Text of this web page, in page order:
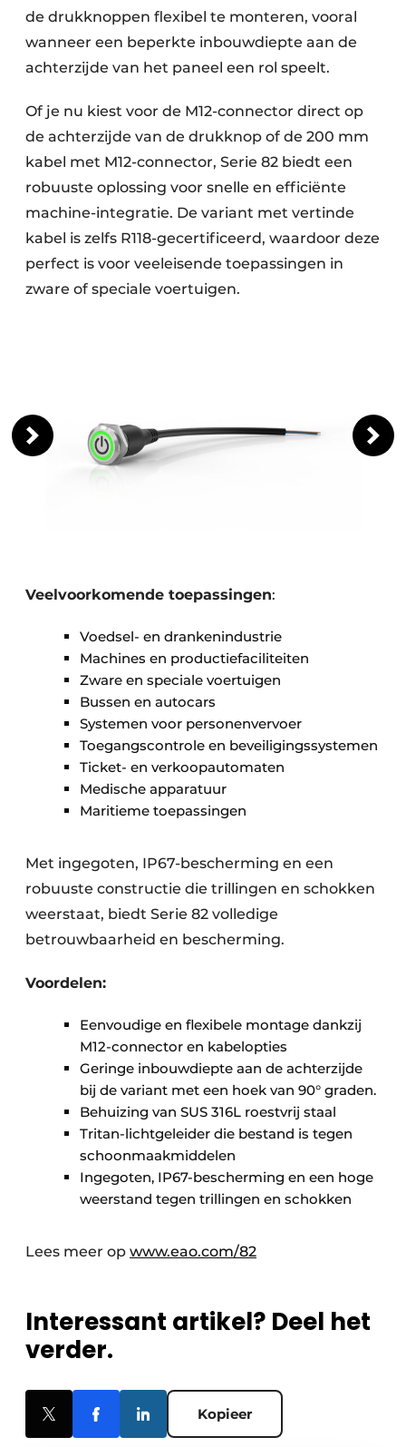
de drukknoppen flexibel te monteren, vooral
wanneer een beperkte inbouwdiepte aan de
achterzijde van het paneel een rol speelt.
Of je nu kiest voor de M12-connector direct op
de achterzijde van de drukknop of de 200 mm
kabel met M12-connector, Serie 82 biedt een
robuuste oplossing voor snelle en efficiënte
machine-integratie. De variant met vertinde
kabel is zelfs R118-gecertificeerd, waardoor deze
perfect is voor veeleisende toepassingen in
zware of speciale voertuigen.
Veelvoorkomende toepassingen:
Voedsel- en drankenindustrie
Machines en productiefaciliteiten
Zware en speciale voertuigen
Bussen en autocars
Systemen voor personenvervoer
Toegangscontrole en beveiligingssystemen
Ticket- en verkoopautomaten
Medische apparatuur
Maritieme toepassingen
Met ingegoten, IP67-bescherming en een
robuuste constructie die trillingen en schokken
weerstaat, biedt Serie 82 volledige
betrouwbaarheid en bescherming.
Voordelen:
Eenvoudige en flexibele montage dankzij
M12-connector en kabelopties
Geringe inbouwdiepte aan de achterzijde
bij de variant met een hoek van 90° graden.
Behuizing van SUS 316L roestvrij staal
Tritan-lichtgeleider die bestand is tegen
schoonmaakmiddelen
Ingegoten, IP67-bescherming en een hoge
weerstand tegen trillingen en schokken
Lees meer op www.eao.com/82
Interessant artikel? Deel het
verder.
Kopieer